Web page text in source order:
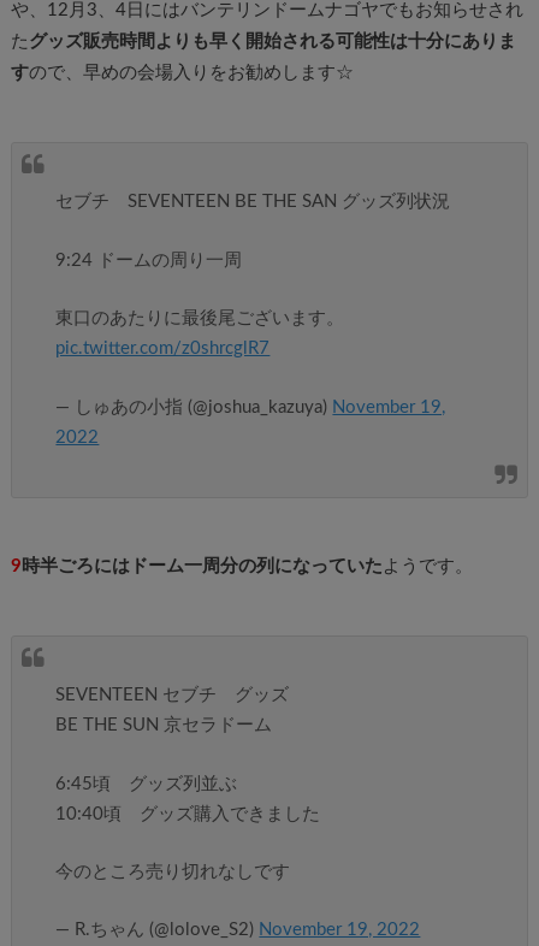
や、12月3、4日にはバンテリンドームナゴヤでもお知らせされ
た グッズ販売時間よりも早く開始される可能性は十分にありま
すので、早めの会場入りをお勧めします☆
セブチ SEVENTEEN BE THE SAN グッズ列状況
9:24 ドームの周り一周
東口のあたりに最後尾ございます。
pic.twitter.com/z0shrcglR7
— しゅあの小指 (@joshua_kazuya) November 19,
2022
9時半ごろにはドーム一周分の列になっていた ようです。
SEVENTEEN セブチ グッズ
BE THE SUN 京セラドーム
6:45頃 グッズ列並ぶ
10:40頃 グッズ購入できました
今のところ売り切れなしです
— R.ちゃん (@lolove_S2) November 19, 2022